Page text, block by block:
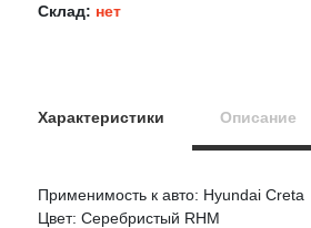
Склад: нет
Характеристики Описание
Применимость к авто: Hyundai Creta
Цвет: Серебристый RHM
Оцените товар: